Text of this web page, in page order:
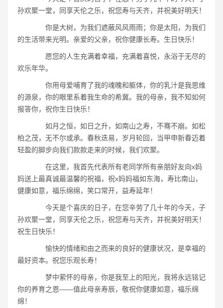
孙欢聚一堂，同享天伦之乐，祝您寿与天齐，并祝美好明天！
你是大树，为我们遮蔽风风雨雨；你是太阳，为我们
的生活带来光明。亲爱的父亲，祝你健康长寿。生日快乐！
愿您的人生充满着幸福，充满着喜悦，永浴于无尽的
欢乐年华。
你用母爱哺育了我的魂魄和躯体，你的乳汁是我思维
的源泉，你的眼里系着我生命的希冀。我的母亲，我不知如何
报答你，祝你生日快乐！
如月之恒，如日之升，如南山之寿，不骞不崩。如松
柏之茂，无不尔或承。春秋迭易，岁月轮回，当甲申新春迈着
轻盈的脚步向我们款款走来的时候，我们欢聚。
在这里，我首先代表所有老同学所有亲朋好友向x妈
妈送上最真诚最温馨的祝福，祝x妈妈福如东海，寿比南山，
健康如意，福乐绵绵，笑口常开，益寿延年！
今天是个喜庆的日子，在您辛劳了几十年的今天，子
孙欢聚一堂，同享天伦之乐，祝您寿与天齐，并祝美好明天！
祝生日快乐！
愉快的情绪和由之而来的良好的健康状况，是幸福的
最好资本。祝您乐观长寿！
梦中萦怀的母亲，你是我至上的阳光，我将永远铭记
你的养育之恩――值此母亲寿辰，敬祝你健康如意，福乐绵
绵！